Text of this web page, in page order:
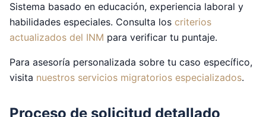
Sistema basado en educación, experiencia laboral y
habilidades especiales. Consulta los criterios
actualizados del INM para verificar tu puntaje.
Para asesoría personalizada sobre tu caso específico,
visita nuestros servicios migratorios especializados.
Proceso de solicitud detallado